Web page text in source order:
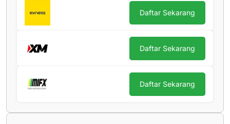
Daftar Sekarang
Daftar Sekarang
Daftar Sekarang